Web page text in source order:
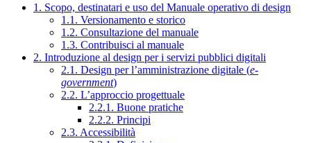
1. Scopo, destinatari e uso del Manuale operativo di design
1.1. Versionamento e storico
1.2. Consultazione del manuale
1.3. Contribuisci al manuale
2. Introduzione al design per i servizi pubblici digitali
2.1. Design per l’amministrazione digitale (e-
government)
2.2. L’approccio progettuale
2.2.1. Buone pratiche
2.2.2. Principi
2.3. Accessibilità